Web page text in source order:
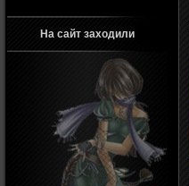
На сайт заходили